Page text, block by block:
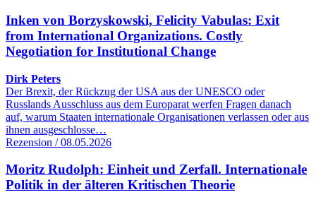
Inken von Borzyskowski, Felicity Vabulas: Exit
from International Organizations. Costly
Negotiation for Institutional Change
Dirk Peters
Der Brexit, der Rückzug der USA aus der UNESCO oder
Russlands Ausschluss aus dem Europarat werfen Fragen danach
auf, warum Staaten internationale Organisationen verlassen oder aus
ihnen ausgeschlosse…
Rezension / 08.05.2026
Moritz Rudolph: Einheit und Zerfall. Internationale
Politik in der älteren Kritischen Theorie